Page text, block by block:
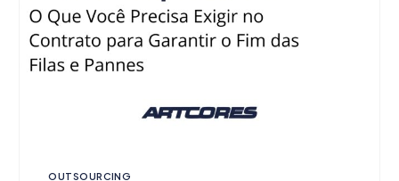
OUTSOURCING